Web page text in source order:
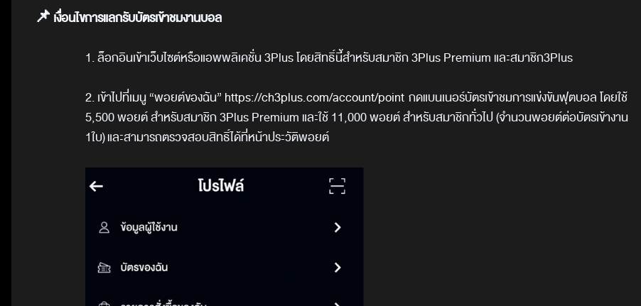
📌 เงื่อนไขการแลกรับบัตรเข้าชมงานบอล
1.ล็อกอินเข้าเว็บไซต์หรือแอพพลิเคชั่น 3Plusโดยสิทธิ์นี้์สำหรับสมาชิก 3Plus Premium และสมาชิก3Plus
2.เข้าไปที่เมนู“พอยต์ของฉัน” https://ch3plus.com/account/point กดแบนเนอร์บัตรเข้าชมการแข่งขันฟุตบอล โดยใช้
5,500พอยต์ สำหรับสมาชิก 3Plus Premium และใช้ 11,000 พอยต์ สำหรับสมาชิกทั่วไป (จำนวนพอยต์ต่อบัตรเข้างาน
1ใบ)และสามารถตรวจสอบสิทธิ์ได้ที่หน้าประวัติพอยต์